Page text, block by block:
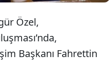
Özel,
Başkanı Fahrettin